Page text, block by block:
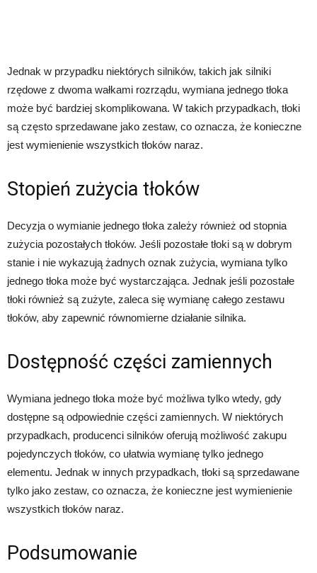
Jednak w przypadku niektórych silników, takich jak silniki
rzędowe z dwoma wałkami rozrządu, wymiana jednego tłoka
może być bardziej skomplikowana. W takich przypadkach, tłoki
są często sprzedawane jako zestaw, co oznacza, że konieczne
jest wymienienie wszystkich tłoków naraz.
Stopień zużycia tłoków
Decyzja o wymianie jednego tłoka zależy również od stopnia
zużycia pozostałych tłoków. Jeśli pozostałe tłoki są w dobrym
stanie i nie wykazują żadnych oznak zużycia, wymiana tylko
jednego tłoka może być wystarczająca. Jednak jeśli pozostałe
tłoki również są zużyte, zaleca się wymianę całego zestawu
tłoków, aby zapewnić równomierne działanie silnika.
Dostępność części zamiennych
Wymiana jednego tłoka może być możliwa tylko wtedy, gdy
dostępne są odpowiednie części zamiennych. W niektórych
przypadkach, producenci silników oferują możliwość zakupu
pojedynczych tłoków, co ułatwia wymianę tylko jednego
elementu. Jednak w innych przypadkach, tłoki są sprzedawane
tylko jako zestaw, co oznacza, że konieczne jest wymienienie
wszystkich tłoków naraz.
Podsumowanie